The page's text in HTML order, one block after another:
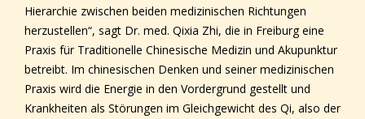
Hierarchie zwischen beiden medizinischen Richtungen
herzustellen“, sagt Dr. med. Qixia Zhi, die in Freiburg eine
Praxis für Traditionelle Chinesische Medizin und Akupunktur
betreibt. Im chinesischen Denken und seiner medizinischen
Praxis wird die Energie in den Vordergrund gestellt und
Krankheiten als Störungen im Gleichgewicht des Qi, also der